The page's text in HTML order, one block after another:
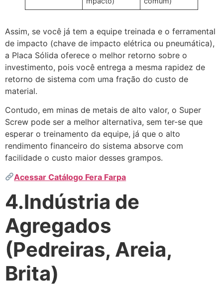
Assim, se você já tem a equipe treinada e o ferramental
de impacto (chave de impacto elétrica ou pneumática),
a Placa Sólida oferece o melhor retorno sobre o
investimento, pois você entrega a mesma rapidez de
retorno de sistema com uma fração do custo de
material.
Contudo, em minas de metais de alto valor, o Super
Screw pode ser a melhor alternativa, sem ter-se que
esperar o treinamento da equipe, já que o alto
rendimento financeiro do sistema absorve com
facilidade o custo maior desses grampos.
Acessar Catálogo Fera Farpa
4.Indústria de
Agregados
(Pedreiras, Areia,
Brita)